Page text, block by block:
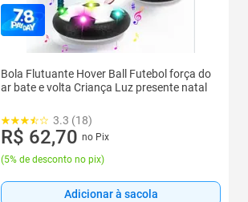
Bola Flutuante Hover Ball Futebol força do
ar bate e volta Criança Luz presente natal
3.3 (18)
R$ 62,70 no Pix
(5% de desconto no pix)
Adicionar à sacola